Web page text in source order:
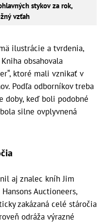
stykov za rok,
vzťah
ilustrácie a tvrdenia,
obsahovala
ktoré mali vznikať v
Podľa odborníkov treba
doby, keď boli podobné
silne ovplyvnená
aj znalec kníh Jim
Auctioneers,
zakázaná celé stáročia
odráža výrazné